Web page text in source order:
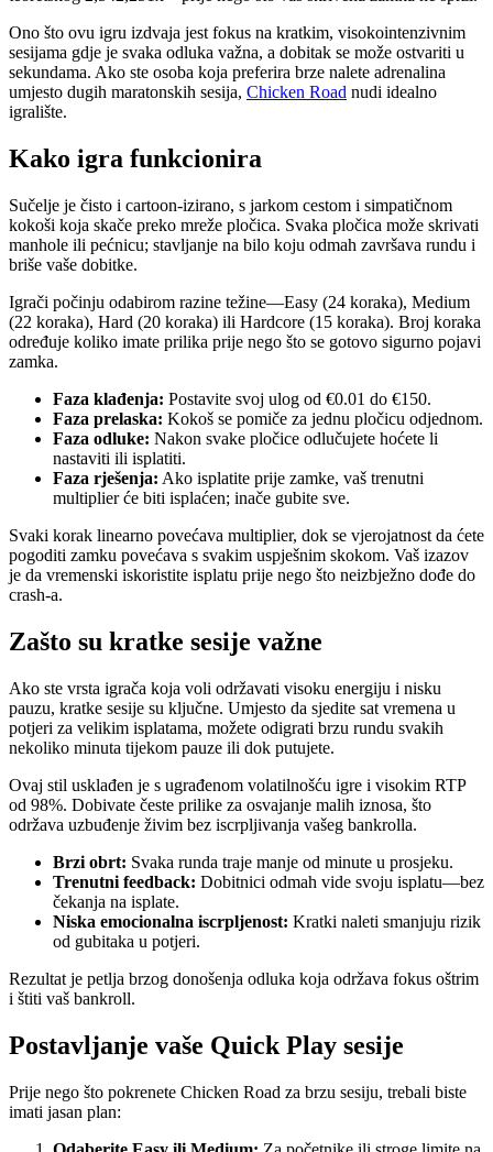
Ono što ovu igru izdvaja jest fokus na kratkim, visokointenzivnim
sesijama gdje je svaka odluka važna, a dobitak se može ostvariti u
sekundama. Ako ste osoba koja preferira brze nalete adrenalina
umjesto dugih maratonskih sesija, Chicken Road nudi idealno
igralište.
Kako igra funkcionira
Sučelje je čisto i cartoon‑izirano, s jarkom cestom i simpatičnom
kokoši koja skače preko mreže pločica. Svaka pločica može skrivati
manhole ili pećnicu; stavljanje na bilo koju odmah završava rundu i
briše vaše dobitke.
Igrači počinju odabirom razine težine—Easy (24 koraka), Medium
(22 koraka), Hard (20 koraka) ili Hardcore (15 koraka). Broj koraka
određuje koliko imate prilika prije nego što se gotovo sigurno pojavi
zamka.
Faza klađenja: Postavite svoj ulog od €0.01 do €150.
Faza prelaska: Kokoš se pomiče za jednu pločicu odjednom.
Faza odluke: Nakon svake pločice odlučujete hoćete li
nastaviti ili isplatiti.
Faza rješenja: Ako isplatite prije zamke, vaš trenutni
multiplier će biti isplaćen; inače gubite sve.
Svaki korak linearno povećava multiplier, dok se vjerojatnost da ćete
pogoditi zamku povećava s svakim uspješnim skokom. Vaš izazov
je da vremenski iskoristite isplatu prije nego što neizbježno dođe do
crash‑a.
Zašto su kratke sesije važne
Ako ste vrsta igrača koja voli održavati visoku energiju i nisku
pauzu, kratke sesije su ključne. Umjesto da sjedite sat vremena u
potjeri za velikim isplatama, možete odigrati brzu rundu svakih
nekoliko minuta tijekom pauze ili dok putujete.
Ovaj stil usklađen je s ugrađenom volatilnošću igre i visokim RTP
od 98%. Dobivate česte prilike za osvajanje malih iznosa, što
održava uzbuđenje živim bez iscrpljivanja vašeg bankrolla.
Brzi obrt: Svaka runda traje manje od minute u prosjeku.
Trenutni feedback: Dobitnici odmah vide svoju isplatu—bez
čekanja na isplate.
Niska emocionalna iscrpljenost: Kratki naleti smanjuju rizik
od gubitaka u potjeri.
Rezultat je petlja brzog donošenja odluka koja održava fokus oštrim
i štiti vaš bankroll.
Postavljanje vaše Quick Play sesije
Prije nego što pokrenete Chicken Road za brzu sesiju, trebali biste
imati jasan plan: